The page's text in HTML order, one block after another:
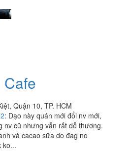
Cafe
Quận 10, TP. HCM
: Dạo này quán mới đổi nv mới,
nv cũ nhưng vẫn rất dễ thương.
và cacao sữa do đag no
ko...